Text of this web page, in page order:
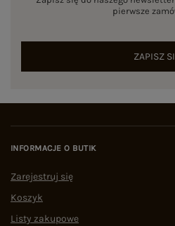
pierwsze
ZAPISZ
INFORMACJE O BUTIK
Zarejestruj się
Koszyk
Listy zakupowe